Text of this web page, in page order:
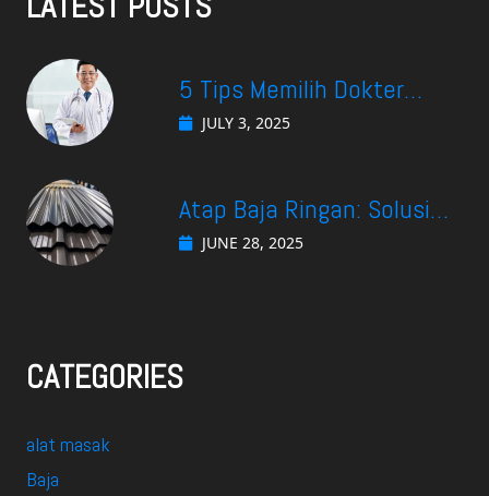
5 Tips Memilih Dokter
Spesialis Gastro di
Untuk Kebutuhan Anda
JULY 3, 2025
Atap Baja Ringan: Solusi
Efektif Menjaga Suhu
JUNE 28, 2025
CATEGORIES
alat masak
Baja